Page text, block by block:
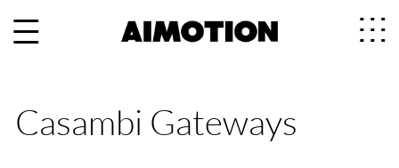
Casambi Gateways